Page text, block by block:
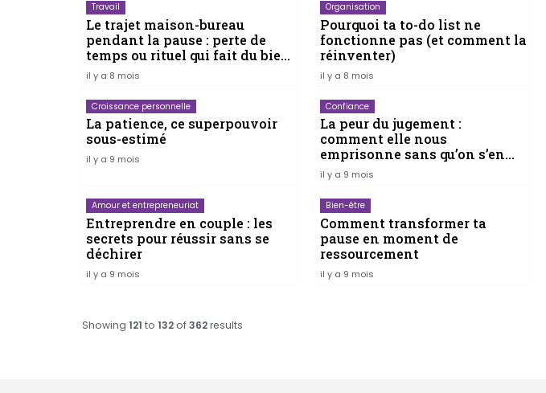
Travail
Le trajet maison-bureau
pendant la pause : perte de
temps ou rituel qui fait du bien
?il y a 8 mois
Organisation
Pourquoi ta to-do list ne
fonctionne pas (et comment la
réinventer)
il y a 8 mois
Croissance personnelle
La patience, ce superpouvoir
sous-estimé
il y a 9 mois
Confiance
La peur du jugement :
comment elle nous
emprisonne sans qu’on s’en
rende compte
il y a 9 mois
Amour et entrepreneuriat
Entreprendre en couple : les
secrets pour réussir sans se
déchirer
il y a 9 mois
Bien-être
Comment transformer ta
pause en moment de
ressourcement
il y a 9 mois
Showing 121 to 132 of362results